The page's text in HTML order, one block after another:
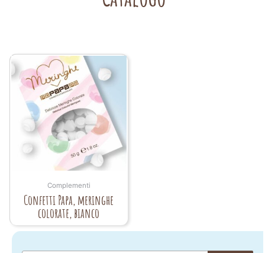
Complementi
Confetti Papa, meringhe
colorate, bianco